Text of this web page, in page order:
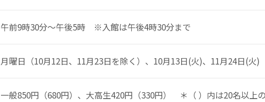
午前9時30分～午後5時 ※入館は午後4時30分まで
月曜日（10月12日、11月23日を除く）、10月13日(火)、11月24日(火)
一般850円（680円）、大高生420円（330円） ＊（ ）内は20名以上